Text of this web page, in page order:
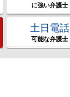
に強い弁護士
土日電話
可能な弁護士